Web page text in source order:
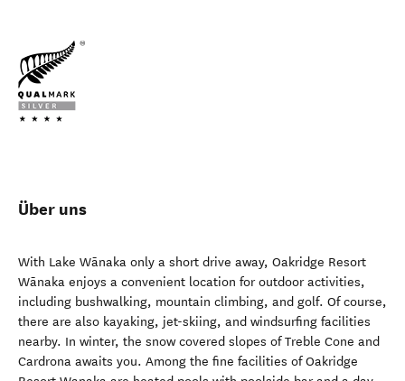
Über uns
With Lake Wānaka only a short drive away, Oakridge Resort
Wānaka enjoys a convenient location for outdoor activities,
including bushwalking, mountain climbing, and golf. Of course,
there are also kayaking, jet-skiing, and windsurfing facilities
nearby. In winter, the snow covered slopes of Treble Cone and
Cardrona awaits you. Among the fine facilities of Oakridge